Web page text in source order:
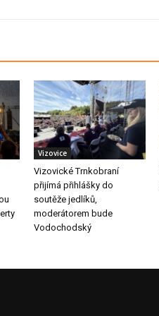
Vizovice
Vizovické Trnkobraní
přijímá přihlášky do
soutěže jedlíků,
moderátorem bude
Vodochodský